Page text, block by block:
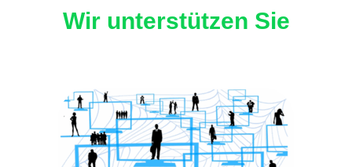
Wir unterstützen Sie